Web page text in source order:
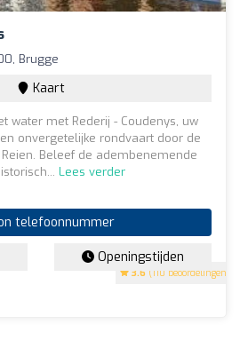
3.6 (110 beoordelingen)
Brugge
Kaart
water met Rederij - Coudenys, uw
onvergetelijke rondvaart door de
Beleef de adembenemende
Lees verder
telefoonnummer
Openingstijden